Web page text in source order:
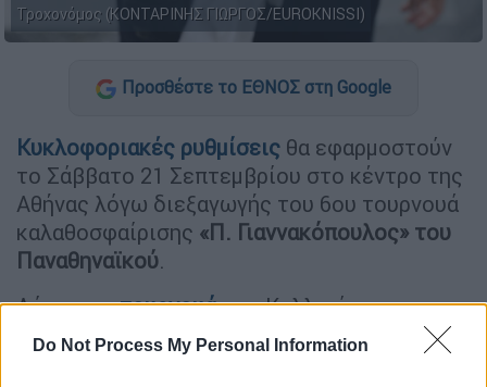
Do Not Process My Personal Information
Τροχονόμος (ΚΟΝΤΑΡΙΝΗΣ ΓΙΩΡΓΟΣ/EUROKNISSI)
Προσθέστε το ΕΘΝΟΣ στη Google
Κυκλοφοριακές ρυθμίσεις θα εφαρμοστούν
το Σάββατο 21 Σεπτεμβρίου στο κέντρο της
Αθήνας λόγω διεξαγωγής του 6ου τουρνουά
καλαθοσφαίρισης «Π. Γιαννακόπουλος» του
Παναθηναϊκού.
Λόγω τουτουρνουάστο Καλλιμάρμαρο
αποφασίστηκε να τεθούν σε ισχύ οι εξής
κυκλοφοριακές ρυθμίσεις: